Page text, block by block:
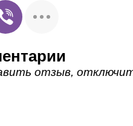
отзыв,